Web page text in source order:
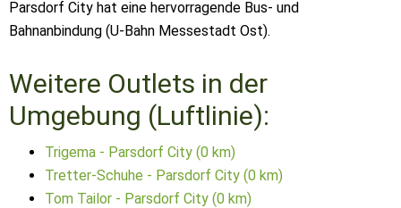
Parsdorf City hat eine hervorragende Bus- und
Bahnanbindung (U-Bahn Messestadt Ost).
Weitere Outlets in der
Umgebung (Luftlinie):
Trigema - Parsdorf City (0 km)
Tretter-Schuhe - Parsdorf City (0 km)
Tom Tailor - Parsdorf City (0 km)